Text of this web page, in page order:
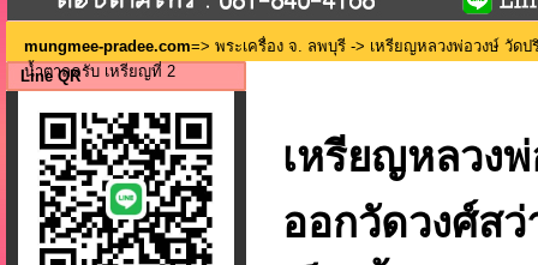
mungmee-pradee.com=> พระเครื่อง จ. ลพบุรี -> เหรียญหลวงพ่อวงษ์ วัดป
น้ำตาลครับ เหรียญที่ 2
Line QR
เหรียญหลวง
ออกวัดวงศ์ส